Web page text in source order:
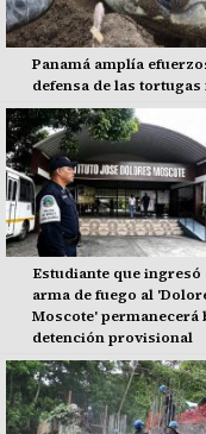
Panamá amplía
defensa de las
Estudiante que ingresó
arma de fuego al
Moscote' permanecerá
detención provisional